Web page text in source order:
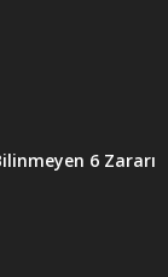
6 Zararı